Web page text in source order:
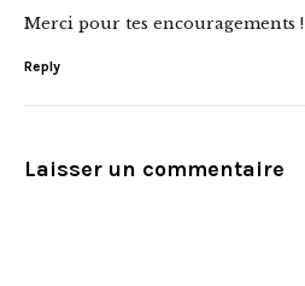
Merci pour tes encouragements !
Reply
Laisser un commentaire